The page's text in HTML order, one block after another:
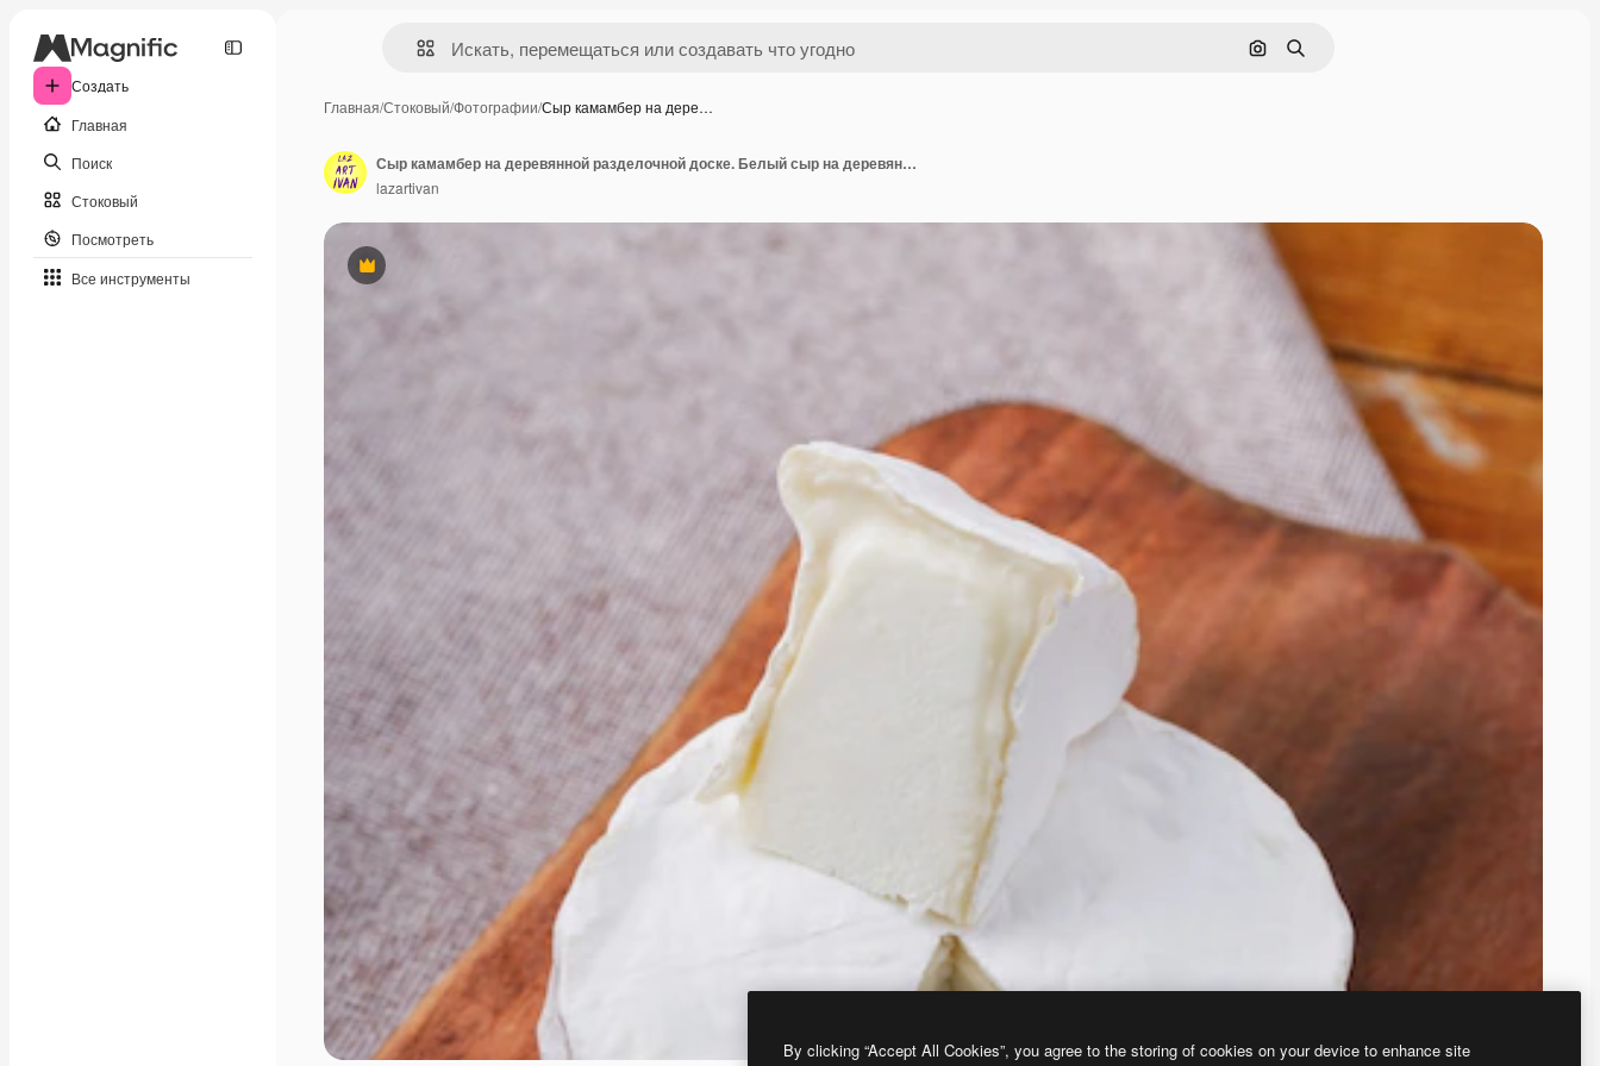
Создать
Главная
Поиск
Стоковый
Посмотреть
Все инструменты
Поиск по изображению
Поиск
Главная/Стоковый/Фотографии/Сыр камамбер на дере…
Премиум
Сыр камамбер на деревянной разделочной доске. Белый сыр на деревянном фоне. Копировать пространство
lazartivan
By clicking “Accept All Cookies”, you agree to the storing of cookies on your device to enhance site